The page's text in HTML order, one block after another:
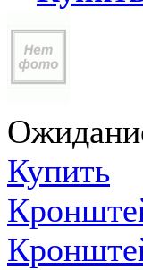
Купить